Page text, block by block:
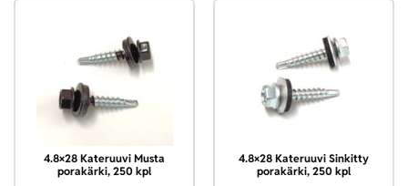
4.8×28 Kateruuvi Musta
porakärki, 250 kpl
4.8×28 Kateruuvi Sinkitty
porakärki, 250 kpl